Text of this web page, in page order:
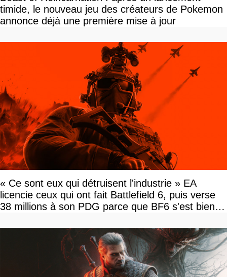
timide, le nouveau jeu des créateurs de Pokemon
annonce déjà une première mise à jour
« Ce sont eux qui détruisent l'industrie » EA
licencie ceux qui ont fait Battlefield 6, puis verse
38 millions à son PDG parce que BF6 s'est bien